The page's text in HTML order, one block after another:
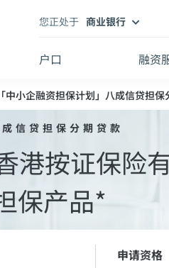
户口 融资
您正处于 商业银行
中小企融资担保计划」八成信贷担保
信贷担保分期贷款
港按证保险
保产品*
申请资格